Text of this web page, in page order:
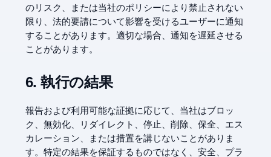
のリスク、または当社のポリシーにより禁止されない
限り、法的要請について影響を受けるユーザーに通知
することがあります。適切な場合、通知を遅延させる
ことがあります。
6. 執行の結果
報告および利用可能な証拠に応じて、当社はブロッ
ク、無効化、リダイレクト、停止、削除、保全、エス
カレーション、または措置を講じないことがありま
す。特定の結果を保証するものではなく、安全、プラ